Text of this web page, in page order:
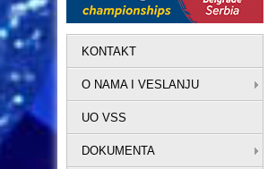
KONTAKT
O NAMA I VESLANJU
UO VSS
DOKUMENTA